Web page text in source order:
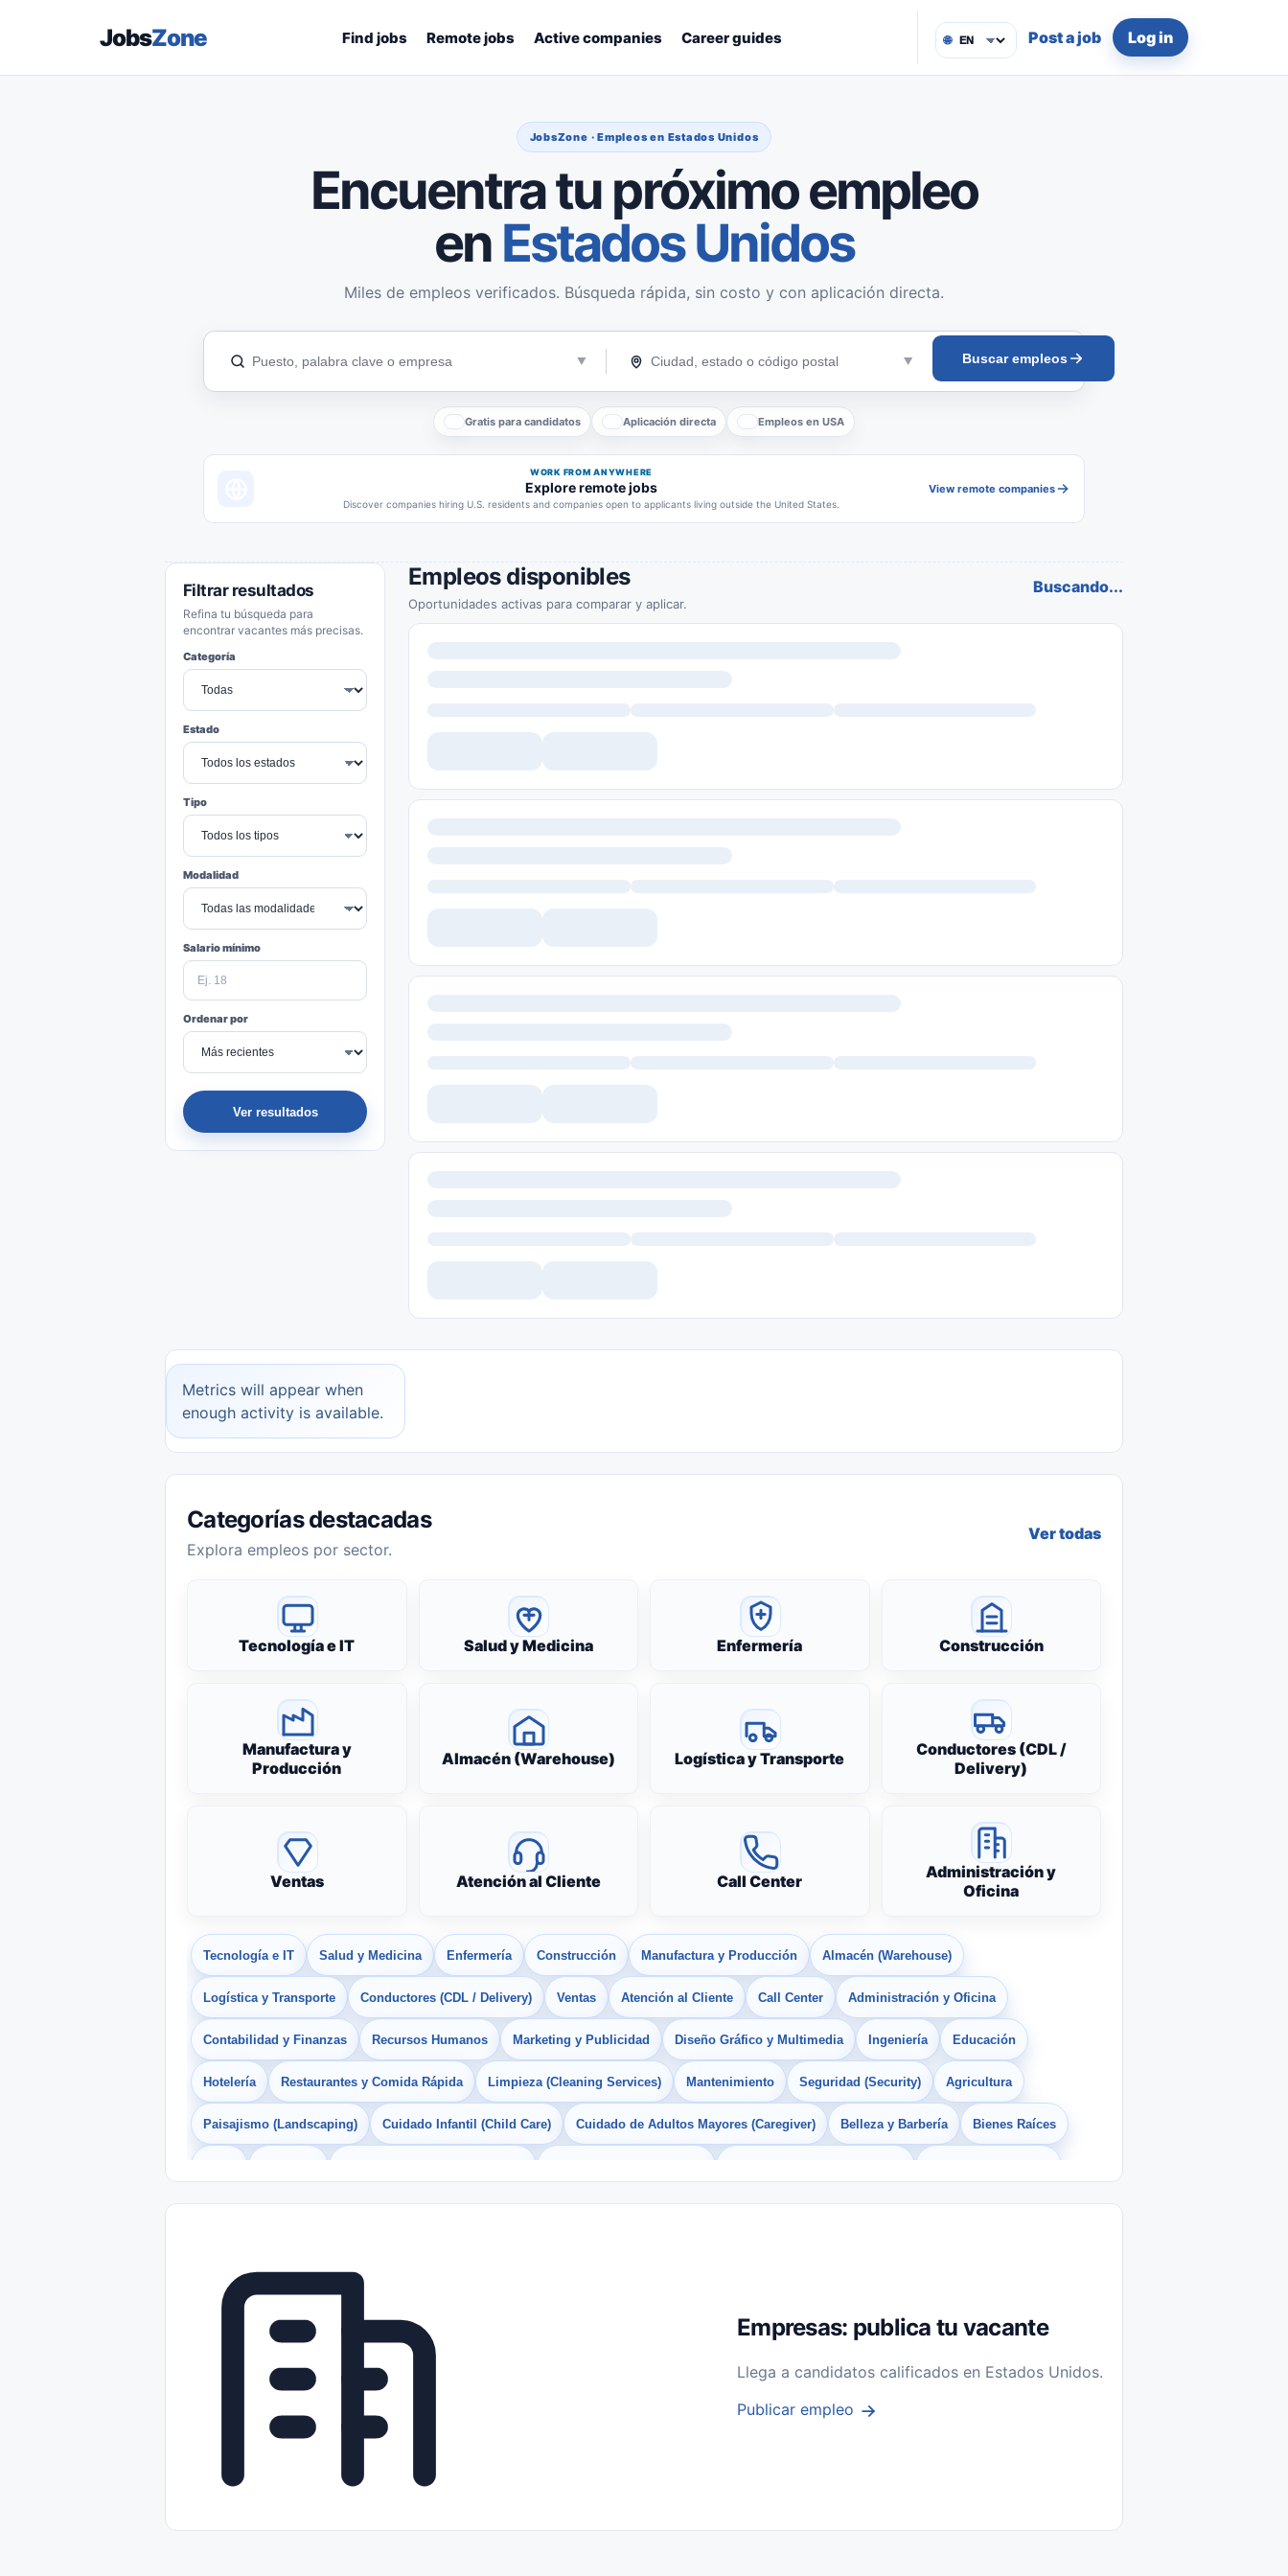
JobsZone Find jobs Remote jobs Active companies Career guides 🌐 Post a job Log in
JobsZone · Empleos en Estados Unidos
Encuentra tu próximo empleo
en Estados Unidos
Miles de empleos verificados. Búsqueda rápida, sin costo y con aplicación directa.
Buscar empleos
Gratis para candidatos Aplicación directa Empleos en USA
WORK FROM ANYWHERE
Explore remote jobs
Discover companies hiring U.S. residents and companies open to applicants living outside the United States.
View remote companies
Filtrar resultados
Refina tu búsqueda para
encontrar vacantes más precisas.
Categoría
Estado
Tipo
Modalidad
Salario mínimo
Ordenar por
Ver resultados
Empleos disponibles
Oportunidades activas para comparar y aplicar.
Buscando...
Metrics will appear when
enough activity is available.
Categorías destacadas
Explora empleos por sector.
Ver todas
Tecnología e IT Salud y Medicina Enfermería Construcción
Manufactura y
Producción
Almacén (Warehouse) Logística y Transporte
Conductores (CDL /
Delivery)
Ventas Atención al Cliente Call Center
Administración y
Oficina
Tecnología e IT Salud y Medicina Enfermería Construcción Manufactura y Producción Almacén (Warehouse)
Logística y Transporte Conductores (CDL / Delivery) Ventas Atención al Cliente Call Center Administración y Oficina
Contabilidad y Finanzas Recursos Humanos Marketing y Publicidad Diseño Gráfico y Multimedia Ingeniería Educación
Hotelería Restaurantes y Comida Rápida Limpieza (Cleaning Services) Mantenimiento Seguridad (Security) Agricultura
Paisajismo (Landscaping) Cuidado Infantil (Child Care) Cuidado de Adultos Mayores (Caregiver) Belleza y Barbería Bienes Raíces
Freelance Prácticas (Internships) Empleos para Estudiantes Empleos Bilingües (English/Spanish) Sin Experiencia
Telecomunicaciones
Empresas: publica tu vacante
Llega a candidatos calificados en Estados Unidos.
Publicar empleo